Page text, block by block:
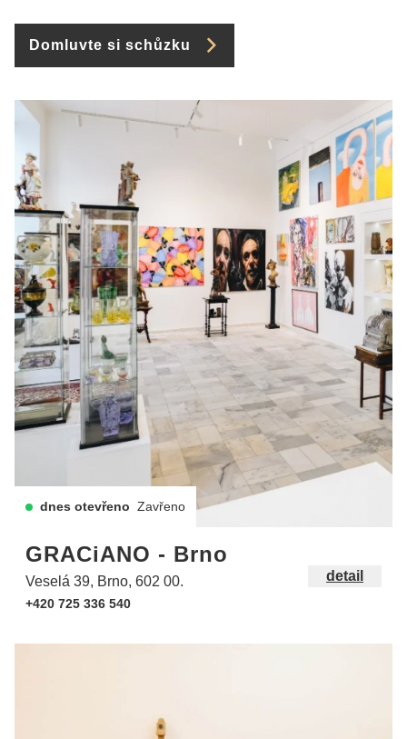
Domluvte si schůzku
dnes otevřeno Zavřeno
GRACiANO - Brno
Veselá 39, Brno, 602 00.
+420 725 336 540
detail